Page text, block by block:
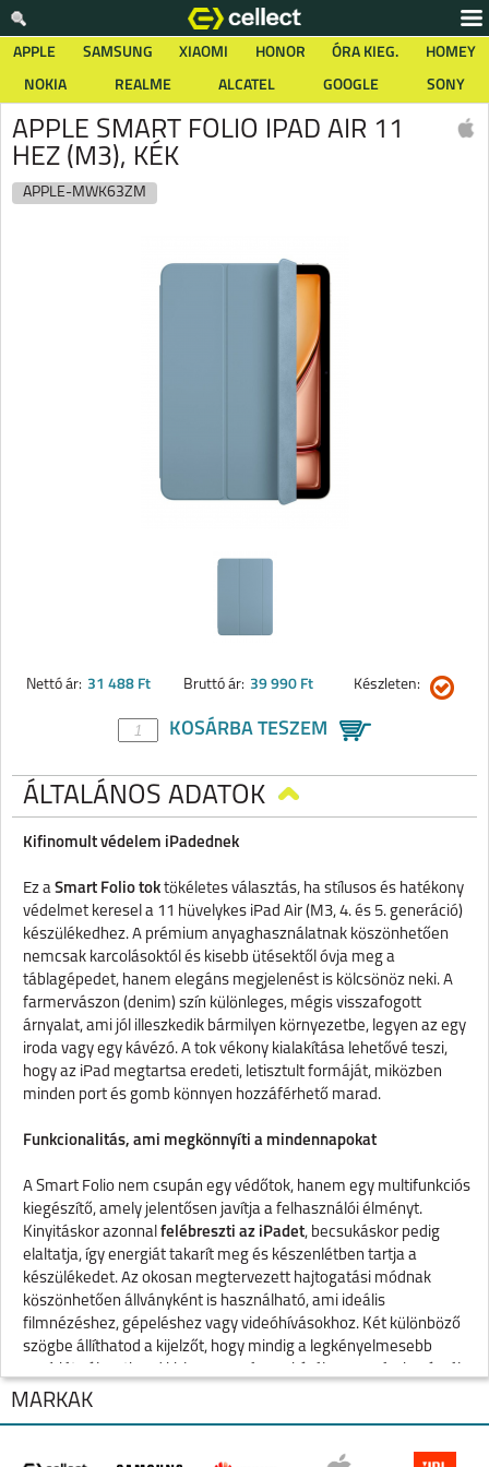
APPLE SAMSUNG XIAOMI HONOR ÓRA KIEG.
HOMEY
NOKIA
REALME ALCATEL GOOGLE SONY
APPLE SMART FOLIO IPAD AIR 11
HEZ (M3), KÉK
APPLE-MWK63ZM
Nettó ár: 31 488 Ft Bruttó ár: 39 990 Ft Készleten:
KOSÁRBA TESZEM
ÁLTALÁNOS ADATOK
Kifinomult védelem iPadednek
Ez a Smart Folio tok tökéletes választás, ha stílusos és hatékony
védelmet keresel a 11 hüvelykes iPad Air (M3, 4. és 5. generáció)
készülékedhez. A prémium anyaghasználatnak köszönhetően
nemcsak karcolásoktól és kisebb ütésektől óvja meg a
táblagépedet, hanem elegáns megjelenést is kölcsönöz neki. A
farmervászon (denim) szín különleges, mégis visszafogott
árnyalat, ami jól illeszkedik bármilyen környezetbe, legyen az egy
iroda vagy egy kávézó. A tok vékony kialakítása lehetővé teszi,
hogy az iPad megtartsa eredeti, letisztult formáját, miközben
minden port és gomb könnyen hozzáférhető marad.
Funkcionalitás, ami megkönnyíti a mindennapokat
A Smart Folio nem csupán egy védőtok, hanem egy multifunkciós
kiegészítő, amely jelentősen javítja a felhasználói élményt.
Kinyitáskor azonnal felébreszti az iPadet, becsukáskor pedig
elaltatja, így energiát takarít meg és készenlétben tartja a
készülékedet. Az okosan megtervezett hajtogatási módnak
köszönhetően állványként is használható, ami ideális
filmnézéshez, gépeléshez vagy videóhívásokhoz. Két különböző
szögbe állíthatod a kijelzőt, hogy mindig a legkényelmesebb
tok mágneses rögzítése pedig biztosítja, hogy stabilan tartsa az
Specifikációk
MÁRKÁK